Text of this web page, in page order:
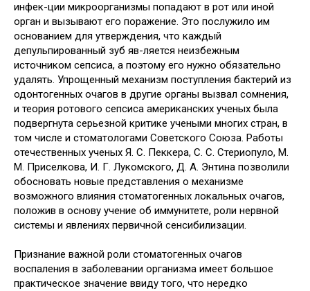
инфек-ции микроорганизмы попадают в рот или иной
орган и вызывают его поражение. Это послужило им
основанием для утверждения, что каждый
депульпированный зуб яв-ляется неизбежным
источником сепсиса, а поэтому его нужно обязательно
удалять. Упрощенный механизм поступления бактерий из
одонтогенных очагов в другие органы вызвал сомнения,
и теория ротового сепсиса американских ученых была
подвергнута серьезной критике учеными многих стран, в
том числе и стоматологами Советского Союза. Работы
отечественных ученых Я. С. Пеккера, С. С. Стериопуло, М.
М. Приселкова, И. Г. Лукомского, Д. А. Энтина позволили
обосновать новые представления о механизме
возможного влияния стоматогенных локальных очагов,
положив в основу учение об иммунитете, роли нервной
системы и явлениях первичной сенсибилизации.
Признание важной роли стоматогенных очагов
воспаления в заболевании организма имеет большое
практическое значение ввиду того, что нередко